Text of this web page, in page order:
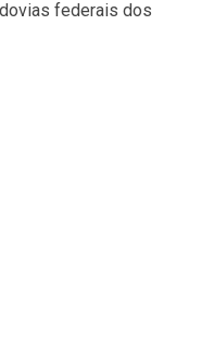
federais dos